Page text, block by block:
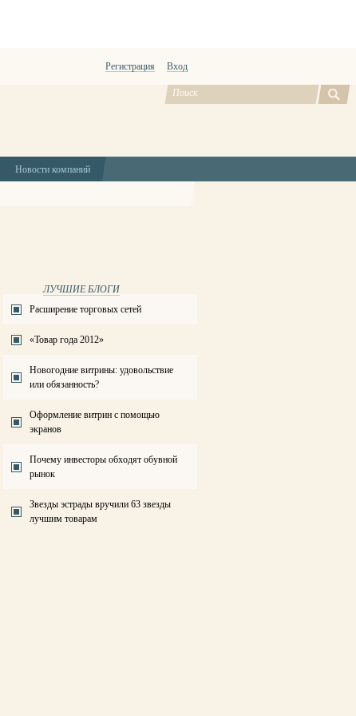
Регистрация Вход
Новости компаний
ЛУЧШИЕ БЛОГИ
Расширение торговых сетей
«Товар года 2012»
Новогодние витрины: удовольствие
или обязанность?
Оформление витрин с помощью
экранов
Почему инвесторы обходят обувной
рынок
Звезды эстрады вручили 63 звезды
лучшим товарам